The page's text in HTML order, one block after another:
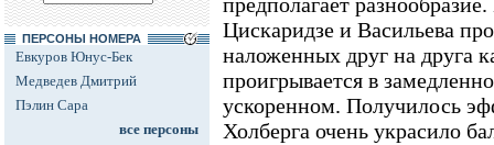
ПЕРСОНЫ НОМЕРА
Евкуров Юнус-Бек
Медведев Дмитрий
Пэлин Сара
все персоны
Цискаридзе и Васильева
наложенных друг на друга
проигрывается в
ускоренном. Получилось
Холберга очень украсило